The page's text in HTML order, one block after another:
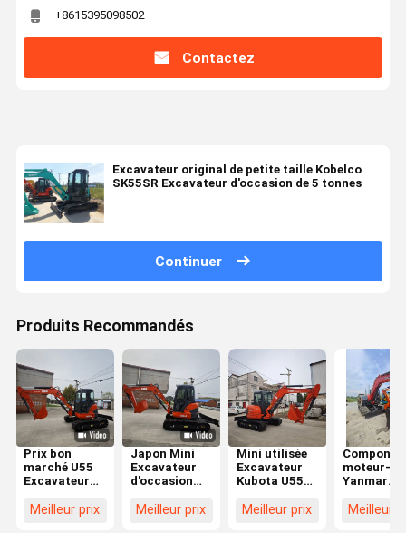
+8615395098502
Contactez
Excavateur original de petite taille Kobelco
SK55SR Excavateur d'occasion de 5 tonnes
Continuer
Produits Recommandés
Prix bon
marché U55
Excavateur
Petite pelle de
Meilleur prix
Japon Mini
Excavateur
d'occasion
Kubota U55
Meilleur prix
Mini utilisée
Excavateur
Kubota U55
tonnes
Meilleur prix
moteur-
Yanmar
Japon de
Meilleur